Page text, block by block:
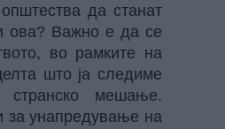
да станат
ова? Важно е да се
во рамките на
што ја следиме
странско мешање.
за унапредување на